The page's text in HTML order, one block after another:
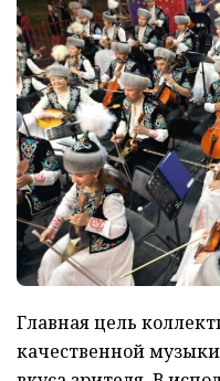
Главная цель
качественной